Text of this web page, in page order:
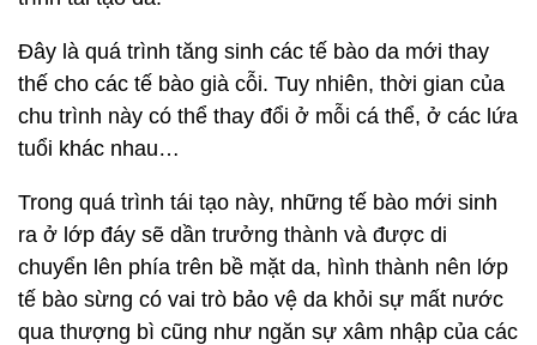
Đây là quá trình tăng sinh các tế bào da mới thay
thế cho các tế bào già cỗi. Tuy nhiên, thời gian của
chu trình này có thể thay đổi ở mỗi cá thể, ở các lứa
tuổi khác nhau…
Trong quá trình tái tạo này, những tế bào mới sinh
ra ở lớp đáy sẽ dần trưởng thành và được di
chuyển lên phía trên bề mặt da, hình thành nên lớp
tế bào sừng có vai trò bảo vệ da khỏi sự mất nước
qua thượng bì cũng như ngăn sự xâm nhập của các